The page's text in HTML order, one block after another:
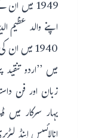
اپنے والد عظیم